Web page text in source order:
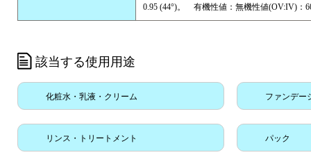
0.95 (44°)。 有機性値：無機性値(OV:IV)：
該当する使用用途
化粧水・乳液・クリーム ファンデー
リンス・トリートメント パック